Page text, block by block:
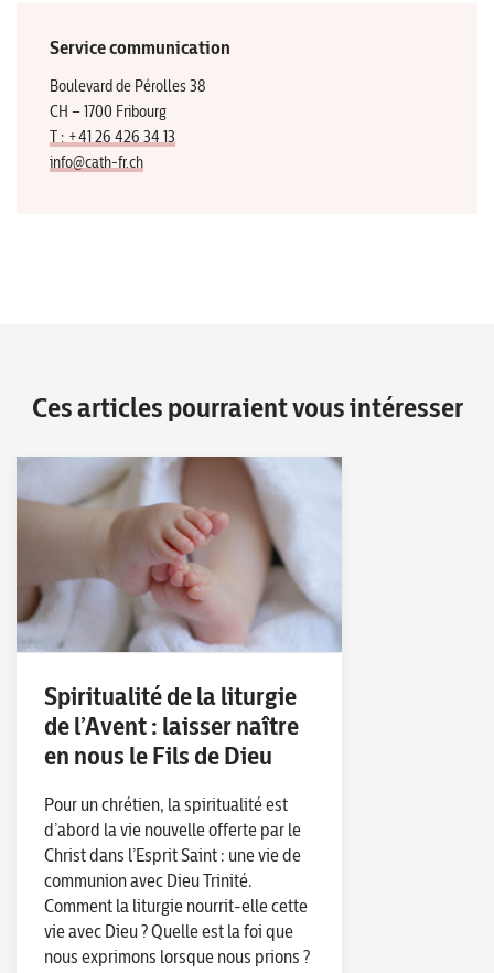
Service communication
Boulevard de Pérolles 38
CH – 1700 Fribourg
T : +41 26 426 34 13
info@cath-fr.ch
Ces articles pourraient vous intéresser
Spiritualité de la liturgie
de l’Avent : laisser naître
en nous le Fils de Dieu
Pour un chrétien, la spiritualité est
d’abord la vie nouvelle offerte par le
Christ dans l’Esprit Saint : une vie de
communion avec Dieu Trinité.
Comment la liturgie nourrit-elle cette
vie avec Dieu ? Quelle est la foi que
nous exprimons lorsque nous prions ?